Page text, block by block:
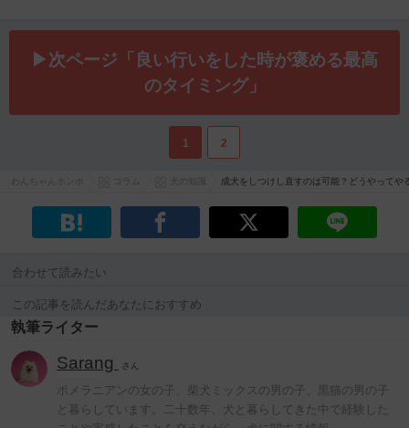
▶次ページ「良い行いをした時が褒める最高
のタイミング」
1 2
成犬をしつけし直すのは可能？どうやってや
合わせて読みたい
この記事を読んだあなたにおすすめ
執筆ライター
Sarang さん
ポメラニアンの女の子、柴犬ミックスの男の子、黒猫の男の子
と暮らしています。二十数年、犬と暮らしてきた中で経験した